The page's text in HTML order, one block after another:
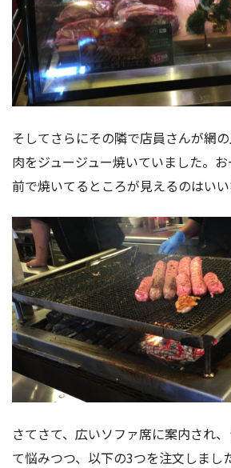
そしてさらにその隣で店員さんが網
肉をジュージュー焼いていました。
前で焼いてるところが見えるのはいい
さてさて、広いソファ席に案内され
て悩みつつ、以下の3つを注文しまし